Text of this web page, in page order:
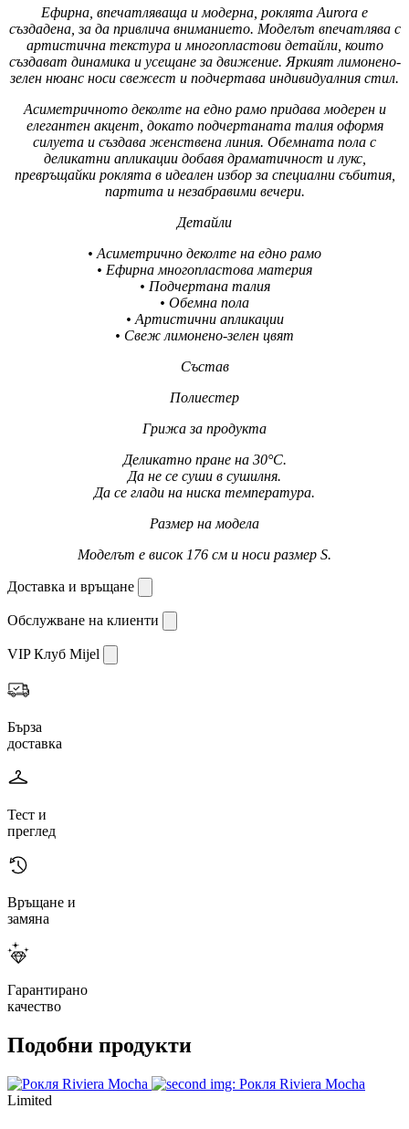
Ефирна, впечатляваща и модерна, роклята Aurora е
създадена, за да привлича вниманието. Моделът впечатлява с
артистична текстура и многопластови детайли, които
създават динамика и усещане за движение. Яркият лимонено-
зелен нюанс носи свежест и подчертава индивидуалния стил.
Асиметричното деколте на едно рамо придава модерен и
елегантен акцент, докато подчертаната талия оформя
силуета и създава женствена линия. Обемната пола с
деликатни апликации добавя драматичност и лукс,
превръщайки роклята в идеален избор за специални събития,
партита и незабравими вечери.
Детайли
• Асиметрично деколте на едно рамо
• Ефирна многопластова материя
• Подчертана талия
• Обемна пола
• Артистични апликации
• Свеж лимонено-зелен цвят
Състав
Полиестер
Грижа за продукта
Деликатно пране на 30°C.
Да не се суши в сушилня.
Да се глади на ниска температура.
Размер на модела
Моделът е висок 176 см и носи размер S.
Доставка и връщане
Обслужване на клиенти
VIP Клуб Mijel
Бърза
доставка
Тест и
преглед
Връщане и
замяна
Гарантирано
качество
Подобни продукти
Limited